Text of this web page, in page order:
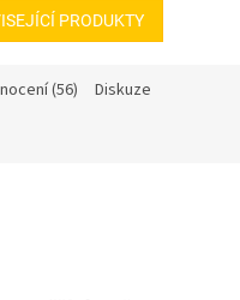
PRODUKTY
(56) Diskuze